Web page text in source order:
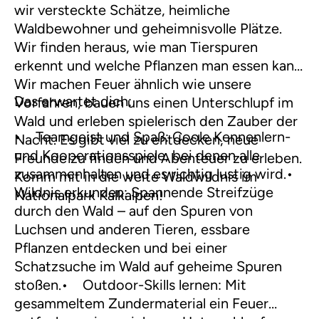
wir versteckte Schätze, heimliche
Waldbewohner und geheimnisvolle Plätze.
Wir finden heraus, wie man Tierspuren
erkennt und welche Pflanzen man essen kann.
Wir machen Feuer ähnlich wie unsere
Vorfahren, bauen uns einen Unterschlupf im
Wald und erleben spielerisch den Zauber der
Nacht. Es gibt viel zu entdecken, neue
Freunde zu finden und Abenteuer zu erleben.
Komm mit in die weite Waldwildnis im
Nationalpark Kalkalpen!
Das erwartet dich:
• Teamgeist und Spaß: Coole Kennenlern-
und Kooperationsspiele, bei denen alle
zusammenhalten und es richtig lustig wird.•
Wildnis erkunden: Spannende Streifzüge
durch den Wald – auf den Spuren von
Luchsen und anderen Tieren, essbare
Pflanzen entdecken und bei einer
Schatzsuche im Wald auf geheime Spuren
stoßen.• Outdoor-Skills lernen: Mit
gesammeltem Zundermaterial ein Feuer